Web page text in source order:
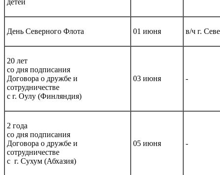
детей
День Северного Флота 01 июня в/ч г.
20 лет
со дня подписания
Договора о дружбе и
сотрудничестве
с г. Оулу (Финляндия)
03 июня -
2 года
со дня подписания
Договора о дружбе и
сотрудничестве
с г. Сухум (Абхазия)
05 июня -